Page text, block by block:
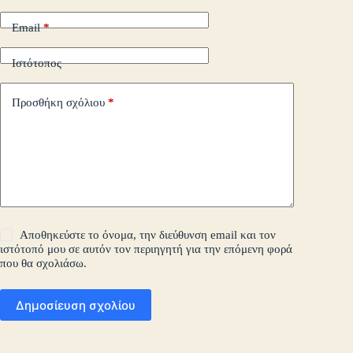
Email*
Ιστότοπος
Προσθήκη σχόλιου *
Αποθηκεύστε το όνομα, την διεύθυνση email και τον
ιστότοπό μου σε αυτόν τον περιηγητή για την επόμενη φορά
που θα σχολιάσω.
Δημοσίευση σχολίου